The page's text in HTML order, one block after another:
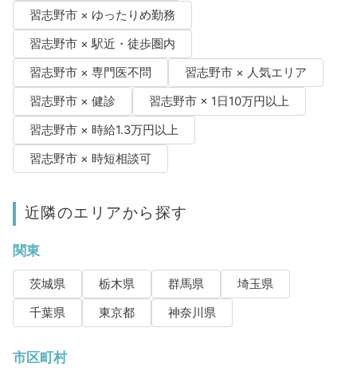
習志野市 × ゆったりめ勤務
習志野市 × 駅近・徒歩圏内
習志野市 × 専門医不問
習志野市 × 人気エリア
習志野市 × 健診
習志野市 × 1日10万円以上
習志野市 × 時給1.3万円以上
習志野市 × 時短相談可
近隣のエリアから探す
関東
茨城県 栃木県 群馬県
埼玉県
千葉県
東京都 神奈川県
市区町村